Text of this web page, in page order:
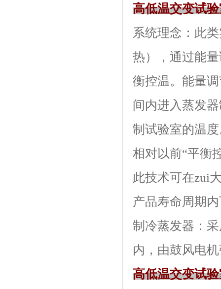
高低温交变试
系统理念：
热），通过
衡控温。能
间内进入蒸发器
制试验室的温度
相对以前“平衡
此技术可在zui
产品寿命周期
制冷蒸发器
内，由鼓风电机
高低温交变试